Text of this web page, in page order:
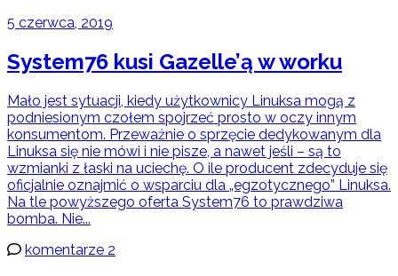
5 czerwca, 2019
System76 kusi Gazelle’ą w worku
Mało jest sytuacji, kiedy użytkownicy Linuksa mogą z
podniesionym czołem spojrzeć prosto w oczy innym
konsumentom. Przeważnie o sprzęcie dedykowanym dla
Linuksa się nie mówi i nie pisze, a nawet jeśli – są to
wzmianki z łaski na uciechę. O ile producent zdecyduje się
oficjalnie oznajmić o wsparciu dla „egzotycznego” Linuksa.
Na tle powyższego oferta System76 to prawdziwa
bomba. Nie...
komentarze 2